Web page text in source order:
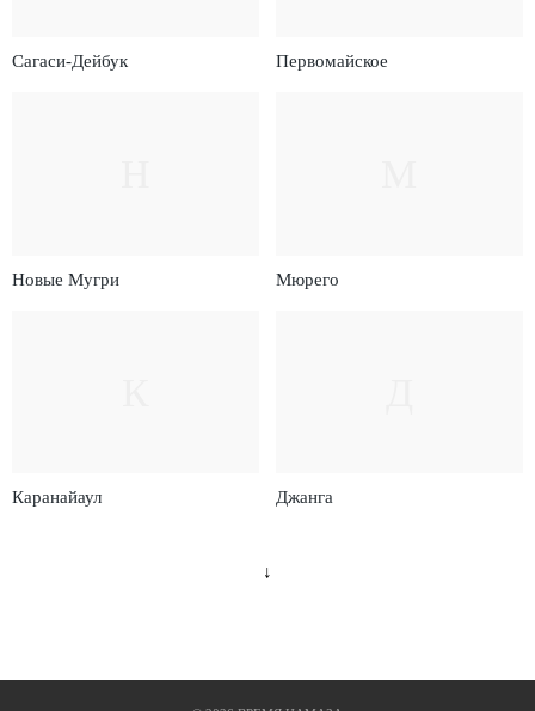
Сагаси-Дейбук Первомайское
Новые Мугри Мюрего
Каранайаул Джанга
↓